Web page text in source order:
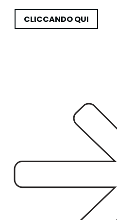
CLICCANDO QUI